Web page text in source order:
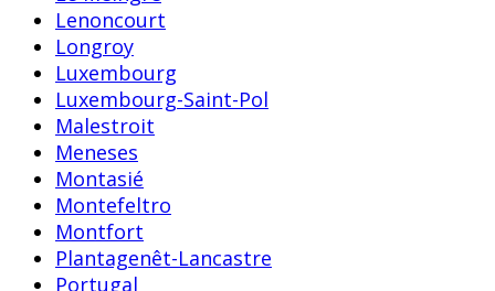
Lenoncourt
Longroy
Luxembourg
Luxembourg-Saint-Pol
Malestroit
Meneses
Montasié
Montefeltro
Montfort
Plantagenêt-Lancastre
Portugal